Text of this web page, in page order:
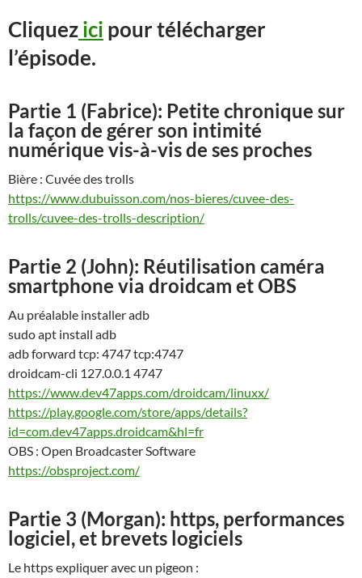
Cliquezici pour télécharger
l’épisode.
Partie 1 (Fabrice): Petite chronique sur
la façon de gérer son intimité
numérique vis-à-vis de ses proches
Bière : Cuvée des trolls
https://www.dubuisson.com/nos-bieres/cuvee-des-
trolls/cuvee-des-trolls-description/
Partie 2 (John): Réutilisation caméra
smartphone via droidcam et OBS
Au préalable installer adb
sudo apt install adb
adb forward tcp: 4747 tcp:4747
droidcam-cli 127.0.0.1 4747
https://www.dev47apps.com/droidcam/linuxx/
https://play.google.com/store/apps/details?
id=com.dev47apps.droidcam&hl=fr
OBS : Open Broadcaster Software
https://obsproject.com/
Partie 3 (Morgan): https, performances
logiciel, et brevets logiciels
Le https expliquer avec un pigeon :